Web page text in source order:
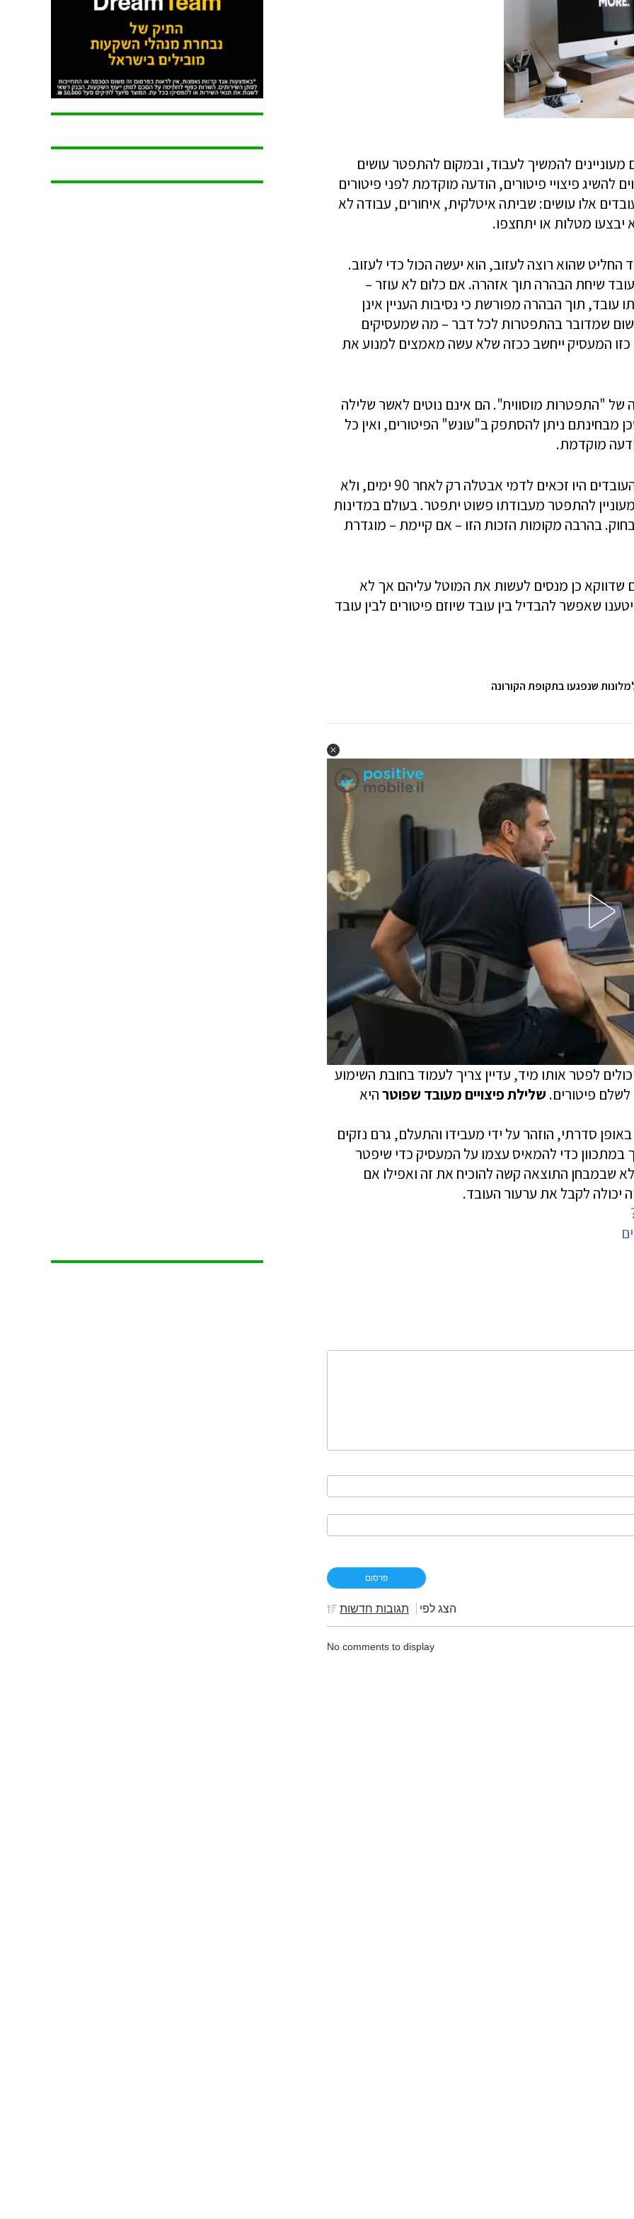
להמשיך לעבוד, ובמקום להתפטר עושים
להשיג פיצויי פיטורים, הודעה מוקדמת לפני פיטורים
אלו עושים: שביתה איטלקית, איחורים, עבודה לא
יבצעו מטלות או יתחצפו.
שהוא רוצה לעזוב, הוא יעשה הכול כדי לעזוב.
שיחת הבהרה תוך אזהרה. אם כלום לא עוזר –
תוך הבהרה מפורשת כי נסיבות העניין אינן
שמדובר בהתפטרות לכל דבר – מה שמעסיקים
כזו המעסיק ייחשב ככזה שלא עשה מאמצים למנוע את
של "התפטרות מוסווית". הם אינם נוטים לאשר שלילה
מבחינתם ניתן להסתפק ב"עונש" הפיטורים, ואין כל
מוקדמת.
נציין כי אם היו מכירים "התפטרות מוסווית", העובדים היו זכאים לדמי אבטלה רק לאחר 90 ימים, ולא
להתפטר מעבודתו פשוט יתפטר. בעולם במדינות
בהרבה מקומות הזכות הזו – אם קיימת – מוגדרת
שדווקא כן מנסים לעשות את המוטל עליהם אך לא
שאפשר להבדיל בין עובד שיוזם פיטורים לבין עובד
לפטר אותו מיד, עדיין צריך לעמוד בחובת השימוע
לשלם פיטורים. שלילת פיצויים מעובד שפוטרהיא
סדרתי, הוזהר על ידי מעבידו והתעלם, גרם נזקים
במתכוון כדי להמאיס עצמו על המעסיק כדי שיפטר
אלא שבמבחן התוצאה קשה להוכיח את זה ואפילו אם
לקבל את ערעור העובד.
הצג לפי תגובות חדשות
No comments to display